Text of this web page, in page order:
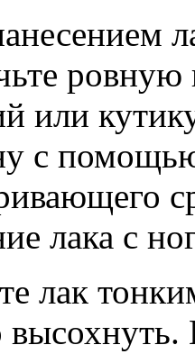
ровную
или
с
лака с
лак